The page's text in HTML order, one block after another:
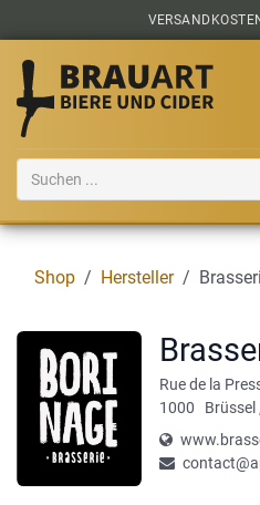
Zum Inhalt springen
Shop Hersteller
Rue de la
1000
Brüssel